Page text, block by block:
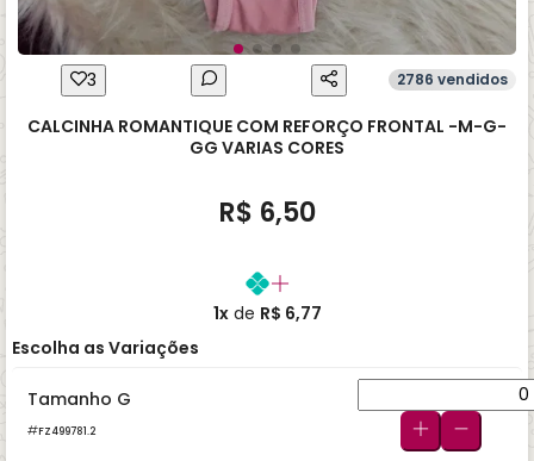
3 2786 vendidos
CALCINHA ROMANTIQUE COM REFORÇO FRONTAL -M-G-
GG VARIAS CORES
R$ 6,50
1xde R$ 6,77
Escolha as Variações
Tamanho G
FZ499781.2